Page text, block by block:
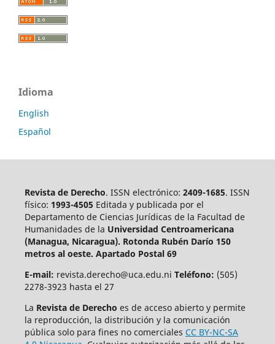
Idioma
English
Español
Revista de Derecho. ISSN electrónico: 2409-1685. ISSN
físico: 1993-4505 Editada y publicada por el
Departamento de Ciencias Jurídicas de la Facultad de
Humanidades de la Universidad Centroamericana
(Managua, Nicaragua). Rotonda Rubén Darío 150
metros al oeste. Apartado Postal 69
E-mail: revista.derecho@uca.edu.ni Teléfono: (505)
2278-3923 hasta el 27
La Revista de Derecho es de acceso abierto y permite
la reproducción, la distribución y la comunicación
pública solo para fines no comerciales CC BY-NC-SA